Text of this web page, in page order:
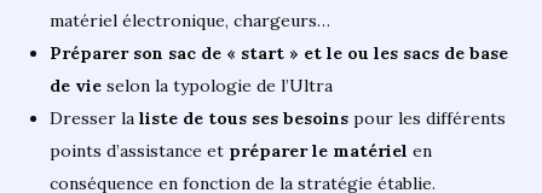
matériel électronique, chargeurs…
Préparer son sac de « start » et le ou les sacs de base
de vie selon la typologie de l’Ultra
Dresser la liste de tous ses besoins pour les différents
points d’assistance et préparer le matériel en
conséquence en fonction de la stratégie établie.